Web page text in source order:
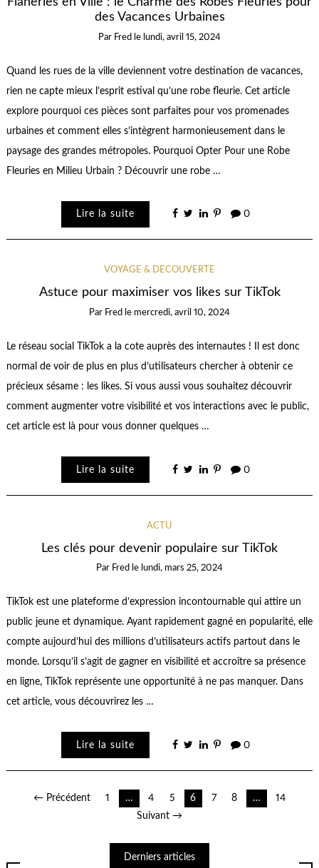
des Vacances Urbaines
Par Fred le lundi, avril 15, 2024
Quand les rues de la ville deviennent votre destination de vacances,
rien ne capte mieux l’esprit estival qu’une robe fleurie. Cet article
explore pourquoi ces pièces sont parfaites pour vos promenades
urbaines et comment elles s’intègrent harmonieusement dans le
paysage des grandes métropoles. Pourquoi Opter Pour une Robe
Fleuries en Milieu Urbain ? Découvrir une robe …
Lire la suite 0
VOYAGE & DÉCOUVERTE
Astuce pour maximiser vos likes sur TikTok
Par Fred le mercredi, avril 10, 2024
Le réseau social TikTok a la cote auprès des internautes ! Il est donc
normal de voir de plus en plus d’utilisateurs chercher à obtenir ce
précieux sésame : les likes. Si vous aussi vous souhaitez découvrir
comment augmenter votre visibilité et vos interactions avec le public,
cet article est là pour vous donner quelques …
Lire la suite 0
ACTU
Les clés pour devenir populaire sur TikTok
Par Fred le lundi, mars 25, 2024
TikTok est une plateforme d’expression incontournable qui attire un
public jeune et dynamique. Ayant rapidement gagné en popularité, elle
compte aujourd’hui des millions d’utilisateurs actifs partout dans le
monde. Lorsqu’il s’agit de gagner en visibilité et accroître sa présence
en ligne, TikTok représente une opportunité à ne pas manquer. Dans
cet article, vous découvrirez les …
Lire la suite 0
Pagination
publications
← Précédent 1 … 4 5 6 7 8 …
14
Suivant →
Derniers articles